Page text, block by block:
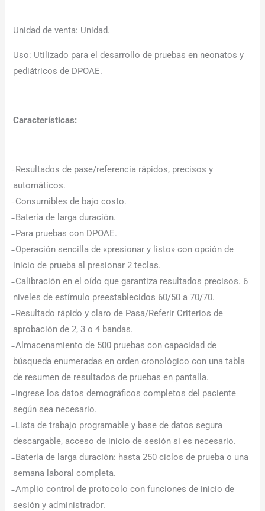
Unidad de venta: Unidad.
Uso: Utilizado para el desarrollo de pruebas en neonatos y
pediátricos de DPOAE.
Características:
̵ Resultados de pase/referencia rápidos, precisos y
automáticos.
̵ Consumibles de bajo costo.
̵ Batería de larga duración.
̵ Para pruebas con DPOAE.
̵ Operación sencilla de «presionar y listo» con opción de
inicio de prueba al presionar 2 teclas.
̵ Calibración en el oído que garantiza resultados precisos. 6
niveles de estímulo preestablecidos 60/50 a 70/70.
̵ Resultado rápido y claro de Pasa/Referir Criterios de
aprobación de 2, 3 o 4 bandas.
̵ Almacenamiento de 500 pruebas con capacidad de
búsqueda enumeradas en orden cronológico con una tabla
de resumen de resultados de pruebas en pantalla.
̵ Ingrese los datos demográficos completos del paciente
según sea necesario.
̵ Lista de trabajo programable y base de datos segura
descargable, acceso de inicio de sesión si es necesario.
̵ Batería de larga duración: hasta 250 ciclos de prueba o una
semana laboral completa.
̵ Amplio control de protocolo con funciones de inicio de
sesión y administrador.